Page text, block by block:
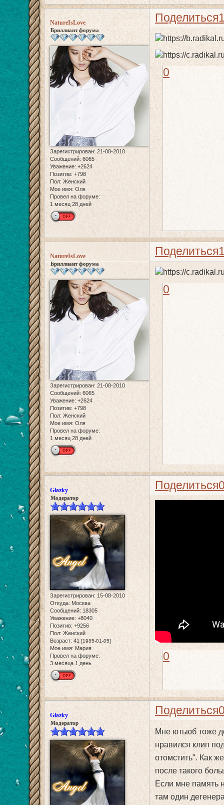
Поделиться
NatureIsLove
Бриллиант форума
Зарегистрирован: 21-08-2010
Сообщений: 6065
Уважение: +2624
Позитив: +798
Пол: Женский
Мое имя: Оля
Провел на форуме:
1 месяц 28 дней
0
Поделиться
NatureIsLove
Бриллиант форума
Зарегистрирован: 21-08-2010
Сообщений: 6065
Уважение: +2624
Позитив: +798
Пол: Женский
Мое имя: Оля
Провел на форуме:
1 месяц 28 дней
0
Поделиться
Glazky
Модератор
Зарегистрирован: 15-08-2010
Откуда: Москва
Сообщений: 18305
Уважение: +8040
Позитив: +9256
Пол: Женский
Возраст: 41 [1985-01-05]
Мое имя: Мария
Провел на форуме:
3 месяца 1 день
0
Поделиться
Glazky
Модератор
Мне ютьюб тоже
нравился клип
отомстить". Как
после такого
Если мне память
там один